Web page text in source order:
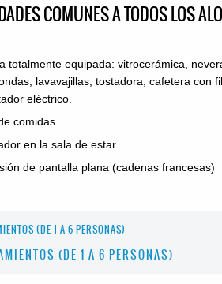
COMUNES A TODOS LOS
totalmente equipada: vitrocerámica,
lavavajillas, tostadora, cafetera con
eléctrico.
comidas
en la sala de estar
de pantalla plana (cadenas francesas)
(DE 1 A 6 PERSONAS)
(DE 1 A 6 PERSONAS)